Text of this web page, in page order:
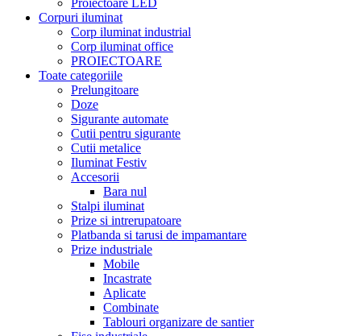
Proiectoare LED
Corpuri iluminat
Corp iluminat industrial
Corp iluminat office
PROIECTOARE
Toate categoriile
Prelungitoare
Doze
Sigurante automate
Cutii pentru sigurante
Cutii metalice
Iluminat Festiv
Accesorii
Bara nul
Stalpi iluminat
Prize si intrerupatoare
Platbanda si tarusi de impamantare
Prize industriale
Mobile
Incastrate
Aplicate
Combinate
Tablouri organizare de santier